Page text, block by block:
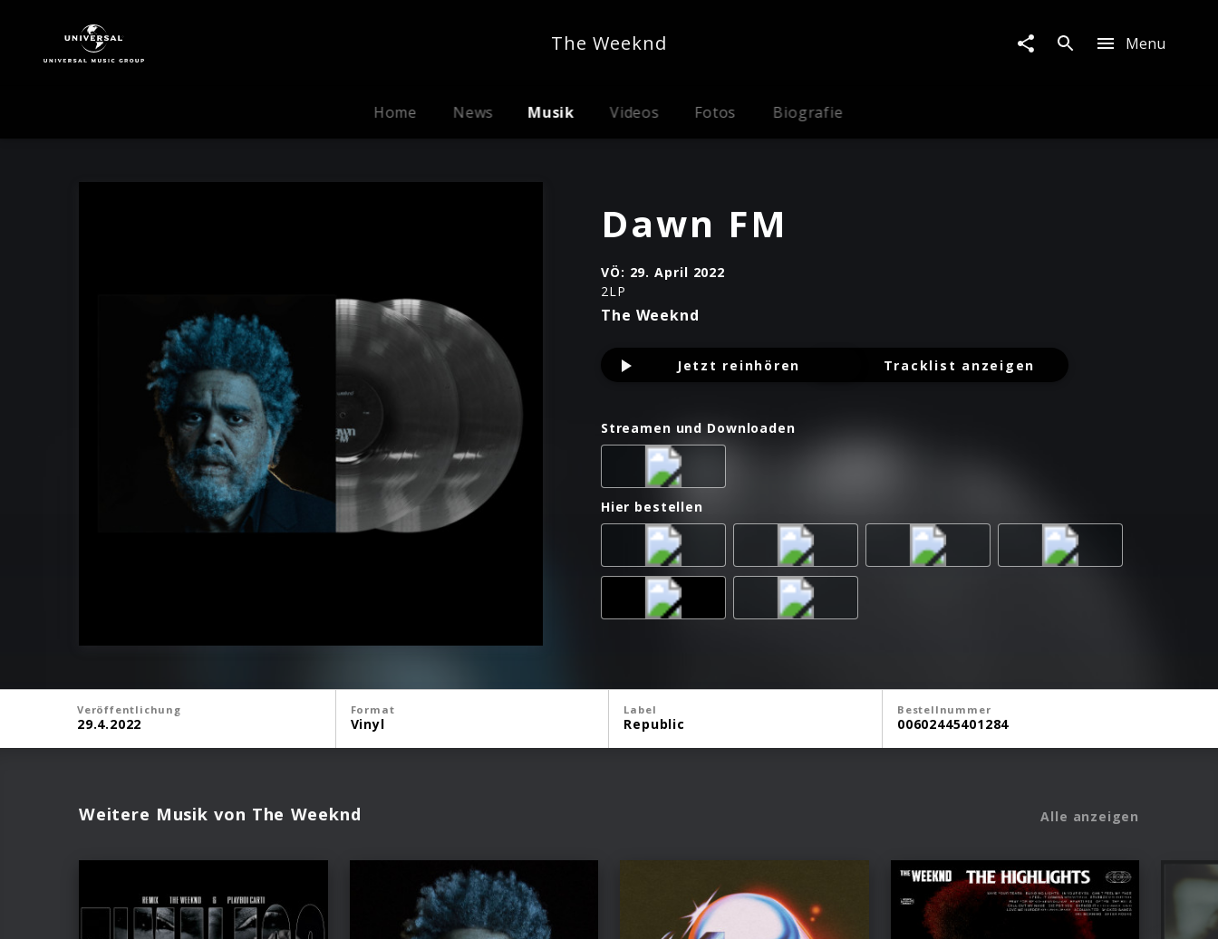
The Weeknd Menu
Home News Musik Videos Fotos Biografie
Dawn FM
VÖ: 29. April 2022
2LP
The Weeknd
Jetzt reinhören Tracklist anzeigen
Streamen und Downloaden
Hier bestellen
Veröffentlichung
29.4.2022
Format
Vinyl
Label
Republic
Bestellnummer
00602445401284
Weitere Musik von The Weeknd Alle anzeigen